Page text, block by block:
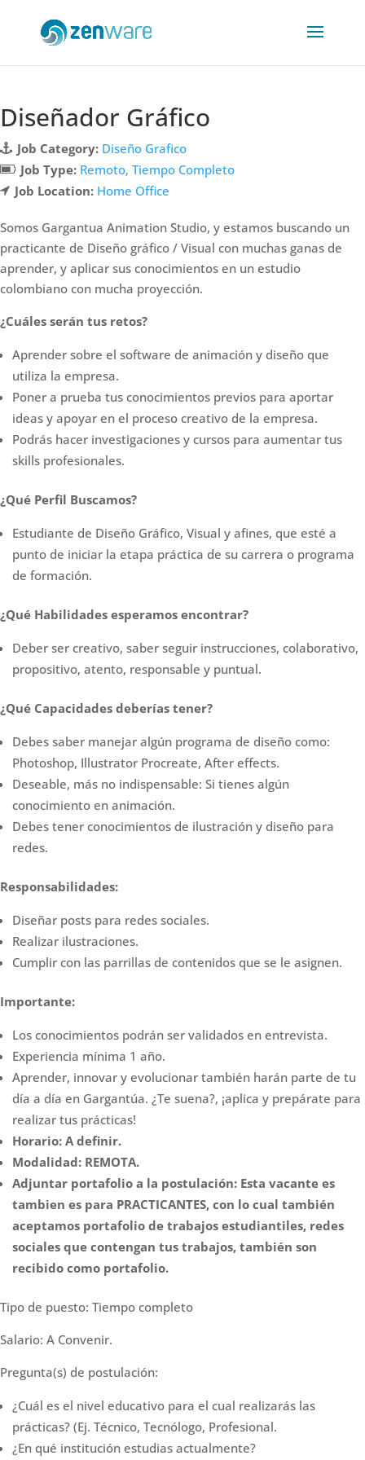
Diseñador Gráfico
Job Category: Diseño Grafico
Job Type: Remoto Tiempo Completo
Job Location: Home Office
Somos Gargantua Animation Studio, y estamos buscando un
practicante de Diseño gráfico / Visual con muchas ganas de
aprender, y aplicar sus conocimientos en un estudio
colombiano con mucha proyección.
¿Cuáles serán tus retos?
Aprender sobre el software de animación y diseño que
utiliza la empresa.
Poner a prueba tus conocimientos previos para aportar
ideas y apoyar en el proceso creativo de la empresa.
Podrás hacer investigaciones y cursos para aumentar tus
skills profesionales.
¿Qué Perfil Buscamos?
Estudiante de Diseño Gráfico, Visual y afines, que esté a
punto de iniciar la etapa práctica de su carrera o programa
de formación.
¿Qué Habilidades esperamos encontrar?
Deber ser creativo, saber seguir instrucciones, colaborativo,
propositivo, atento, responsable y puntual.
¿Qué Capacidades deberías tener?
Debes saber manejar algún programa de diseño como:
Photoshop, Illustrator Procreate, After effects.
Deseable, más no indispensable: Si tienes algún
conocimiento en animación.
Debes tener conocimientos de ilustración y diseño para
redes.
Responsabilidades:
Diseñar posts para redes sociales.
Realizar ilustraciones.
Cumplir con las parrillas de contenidos que se le asignen.
Importante:
Los conocimientos podrán ser validados en entrevista.
Experiencia mínima 1 año.
Aprender, innovar y evolucionar también harán parte de tu
día a día en Gargantúa. ¿Te suena?, ¡aplica y prepárate para
realizar tus prácticas!
Horario: A definir.
Modalidad: REMOTA.
Adjuntar portafolio a la postulación: Esta vacante es
tambien es para PRACTICANTES, con lo cual también
aceptamos portafolio de trabajos estudiantiles, redes
sociales que contengan tus trabajos, también son
recibido como portafolio.
Tipo de puesto: Tiempo completo
Salario: A Convenir.
Pregunta(s) de postulación:
¿Cuál es el nivel educativo para el cual realizarás las
prácticas? (Ej. Técnico, Tecnólogo, Profesional.
¿En qué institución estudias actualmente?